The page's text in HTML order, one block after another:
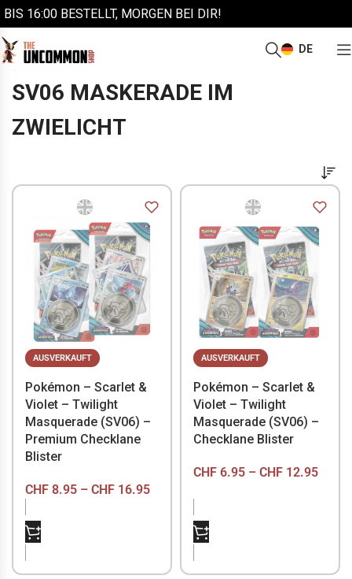
BIS 16:00 BESTELLT, MORGEN BEI DIR!
DE
Start/Pokémon/Produkte nach Sets
SV06 Maskerade im Zwielicht
SV06 MASKERADE IM
ZWIELICHT
AUSVERKAUFT
Pokémon – Scarlet &
Violet – Twilight
Masquerade (SV06) –
Premium Checklane
Blister
CHF 8.95 – CHF 16.95
AUSVERKAUFT
Pokémon – Scarlet &
Violet – Twilight
Masquerade (SV06) –
Checklane Blister
CHF6.95 – CHF12.95